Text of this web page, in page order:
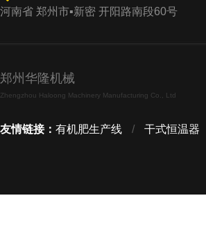
河南省 郑州市▪新密 开阳路南段60号
郑州华隆机械
Zhengzhou Haloong Machinery Manufacturing Co., Ltd
友情链接： 有机肥生产线 / 干式恒温器